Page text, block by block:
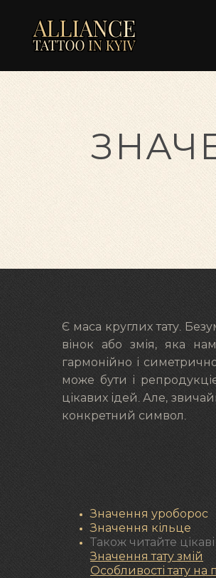
Є маса круглих тату.
вінок або змія, яка
гармонійно і
може бути і
цікавих ідей. Але,
конкретний символ.
Значення уроборос
Значення кільце
Також читайте цікаві
Значення тату змій
Особливості тату на